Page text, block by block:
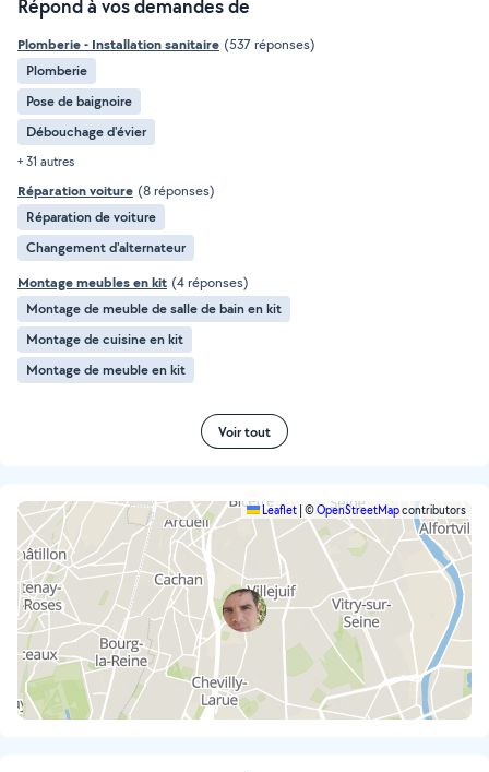
Répond à vos demandes de
Plomberie - Installation sanitaire (537 réponses)
Plomberie
Pose de baignoire
Débouchage d'évier
+ 31 autres
Réparation voiture (8 réponses)
Réparation de voiture
Changement d'alternateur
Montage meubles en kit (4 réponses)
Montage de meuble de salle de bain en kit
Montage de cuisine en kit
Montage de meuble en kit
Voir tout
Leaflet ©OpenStreetMapcontributors